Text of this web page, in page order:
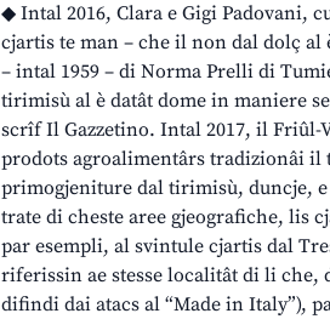
◆ Intal 2016, Clara e Gigi Padovani,
cjartis te man – che il non dal dolç al
– intal 1959 – di Norma Prelli di
tirimisù al è datât dome in maniere
scrîf Il Gazzetino. Intal 2017, il Friûl-
prodots agroalimentârs tradizionâi
primogjeniture dal tirimisù, duncje,
trate di cheste aree gjeografiche, lis
par esempli, al svintule cjartis dal
riferissin ae stesse localitât di li
difindi dai atacs al “Made in Italy”),